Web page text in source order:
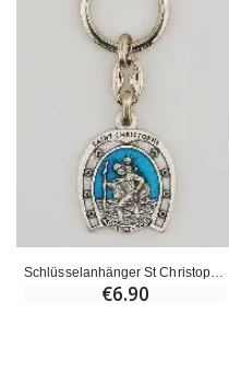
Schlüsselanhänger St Christophorus Hufeisen - 3.5 cm
€6.90